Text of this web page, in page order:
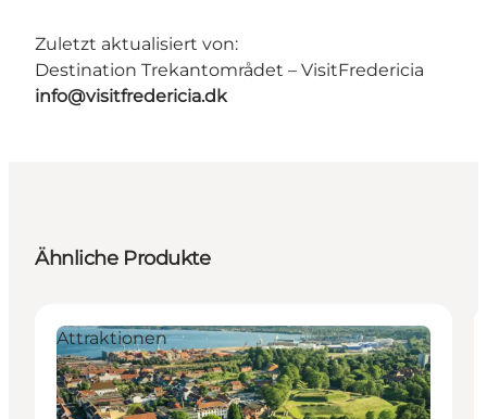
Zuletzt aktualisiert von:
Destination Trekantområdet – VisitFredericia
info@visitfredericia.dk
Ähnliche Produkte
Attraktionen